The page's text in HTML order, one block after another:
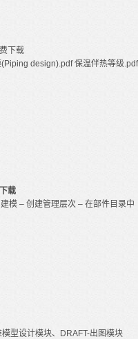
下载
design).pdf 保温伴热等级.pdf
载
模 – 创建管理层次 – 在部件目录中
型设计模块、DRAFT-出图模块